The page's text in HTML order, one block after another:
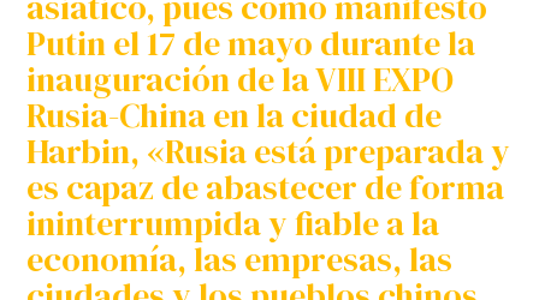
Putin el 17 de mayo durante la
inauguración de la VIII EXPO
Rusia-China en la ciudad de
Harbin, «Rusia está preparada y
es capaz de abastecer de forma
ininterrumpida y fiable a la
economía, las empresas, las